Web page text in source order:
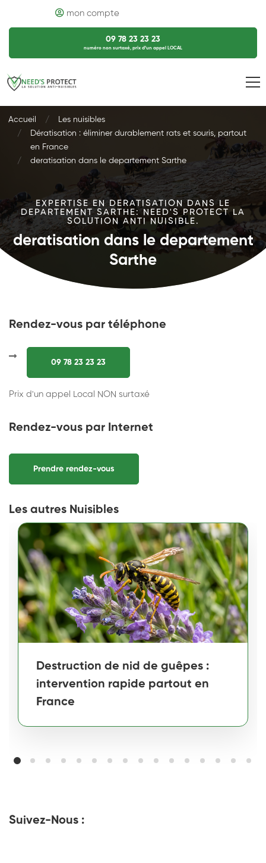
mon compte
09 78 23 23 23
numéro non surtaxé, prix d’un appel LOCAL
Accueil
Les nuisibles
Dératisation : éliminer durablement rats et souris, partout
en France
deratisation dans le departement Sarthe
EXPERTISE EN DERATISATION DANS LE
DEPARTEMENT SARTHE: NEED'S PROTECT LA
SOLUTION ANTI NUISIBLE.
deratisation dans le departement
Sarthe
Rendez-vous par téléphone
09 78 23 23 23
Prix d'un appel Local NON surtaxé
Rendez-vous par Internet
Prendre rendez-vous
Les autres Nuisibles
Destruction de nid de guêpes :
intervention rapide partout en
France
Suivez-Nous :